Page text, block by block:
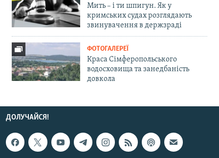
Мить – і ти шпигун. Як у
кримських судах розглядають
звинувачення в держзраді
ФОТОГАЛЕРЕЇ
Краса Сімферопольського
водосховища та занедбаність
довкола
ДОЛУЧАЙСЯ!